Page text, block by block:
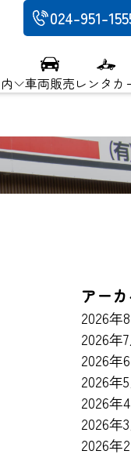
024-951-
車両販売レンタカ
アー
2026年
2026年
2026年
2026年
2026年
2026年
2026年